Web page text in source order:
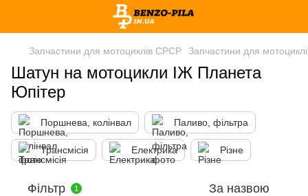
Запчастини для мотоциклів СРСР Запчастини для
Шатун на мотоцикли ІЖ Планета
Юпітер
Поршнева, колінвал Паливо, фільтра
Трансмісія Електрика Різне
Фільтр 1 За назвою